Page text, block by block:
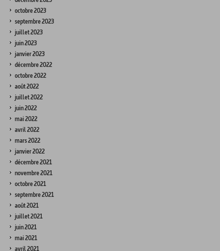
octobre 2023
septembre 2023
juillet 2023
juin 2023
janvier 2023
décembre 2022
octobre 2022
août 2022
juillet 2022
juin 2022
mai 2022
avril 2022
mars 2022
janvier 2022
décembre 2021
novembre 2021
octobre 2021
septembre 2021
août 2021
juillet 2021
juin 2021
mai 2021
avril 2021